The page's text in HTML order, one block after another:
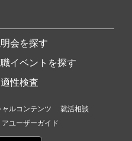
会を探す
イベントを探す
適性検査
ャルコンテンツ
就活相談
ユーザーガイド